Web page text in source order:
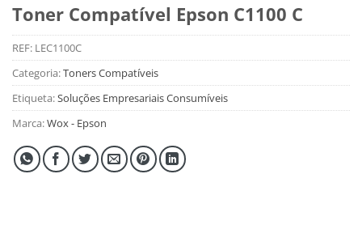
Toner Compatível Epson C1100 C
REF: LEC1100C
Categoria:Toners Compatíveis
Etiqueta:Soluções Empresariais Consumíveis
Marca:Wox - Epson